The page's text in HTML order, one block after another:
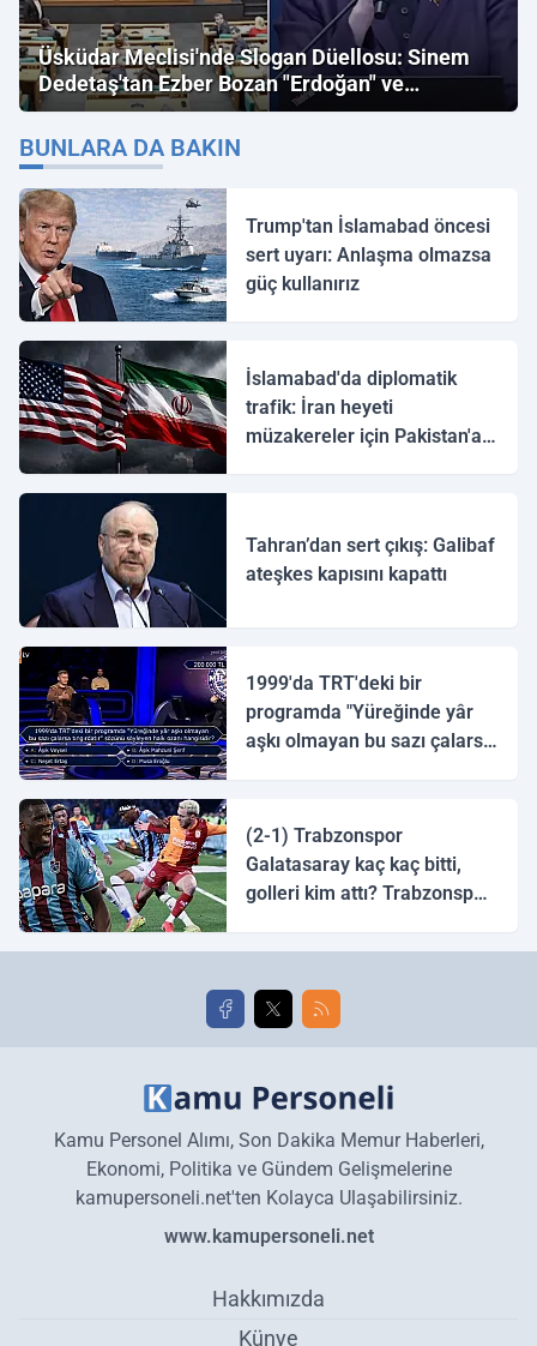
Üsküdar Meclisi'nde Slogan Düellosu: Sinem
Dedetaş'tan Ezber Bozan "Erdoğan" ve
"İmamoğlu" Çıkışı!
BUNLARA DA BAKIN
Trump'tan İslamabad öncesi
sert uyarı: Anlaşma olmazsa
güç kullanırız
İslamabad'da diplomatik
trafik: İran heyeti
müzakereler için Pakistan'a
Tahran’dan sert çıkış: Galibaf
ateşkes kapısını kapattı
1999'da TRT'deki bir
programda "Yüreğinde yâr
aşkı olmayan bu sazı çalarsa
(2-1) Trabzonspor
Galatasaray kaç kaç bitti,
golleri kim attı? Trabzonspor
golleri!
Kamu Personel Alımı, Son Dakika Memur Haberleri,
Ekonomi, Politika ve Gündem Gelişmelerine
kamupersoneli.net'ten Kolayca Ulaşabilirsiniz.
www.kamupersoneli.net
Hakkımızda
Künye